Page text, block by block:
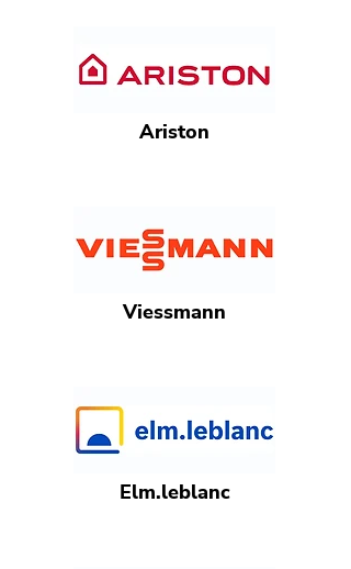
Ariston
Viessmann
Elm.leblanc